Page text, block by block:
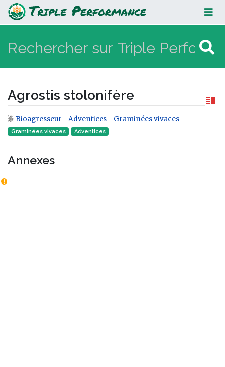
Agrostis stolonifère
Agrostis stolonifère
Aller à :navigation,rechercher
Bioagresseur - Adventices - Graminées vivaces
Graminées vivaces Adventices
Annexes